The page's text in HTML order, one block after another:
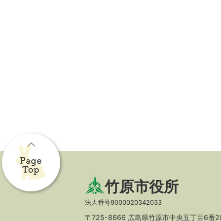
竹原市役所
法人番号9000020342033
〒725-8666 広島県竹原市中央五丁目6番